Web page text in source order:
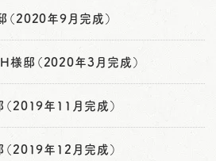
2020年9月完成）
様邸（2020年3月完成）
2019年11月完成）
2019年12月完成）